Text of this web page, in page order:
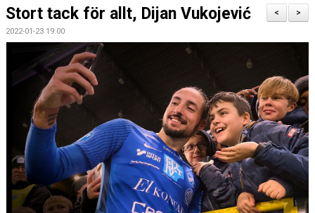
HEM
NYHETER
MATCHER
TRUPPEN
KALENDER
DOKUMENT
BILDARKIV
>
<
Stort tack för allt, Dijan Vukojević
2022-01-23 19:00